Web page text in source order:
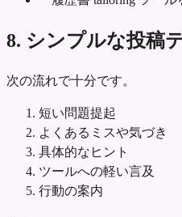
8. シンプルな投稿
次の流れで十分です。
短い問題提起
よくあるミスや気づき
具体的なヒント
ツールへの軽い言及
行動の案内